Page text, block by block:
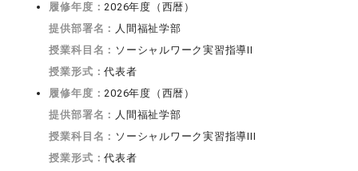
履修年度：2026年度（西暦）
提供部署名： 人間福祉学部
授業科目名： ソーシャルワーク実習指導II
授業形式：代表者
履修年度：2026年度（西暦）
提供部署名： 人間福祉学部
授業科目名： ソーシャルワーク実習指導III
授業形式：代表者